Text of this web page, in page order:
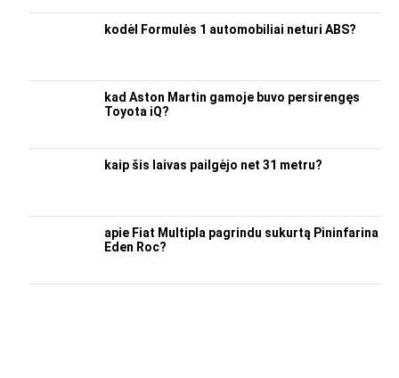
kodėl Formulės 1 automobiliai neturi ABS?
kad Aston Martin gamoje buvo persirengęs
Toyota iQ?
kaip šis laivas pailgėjo net 31 metru?
apie Fiat Multipla pagrindu sukurtą Pininfarina
Eden Roc?